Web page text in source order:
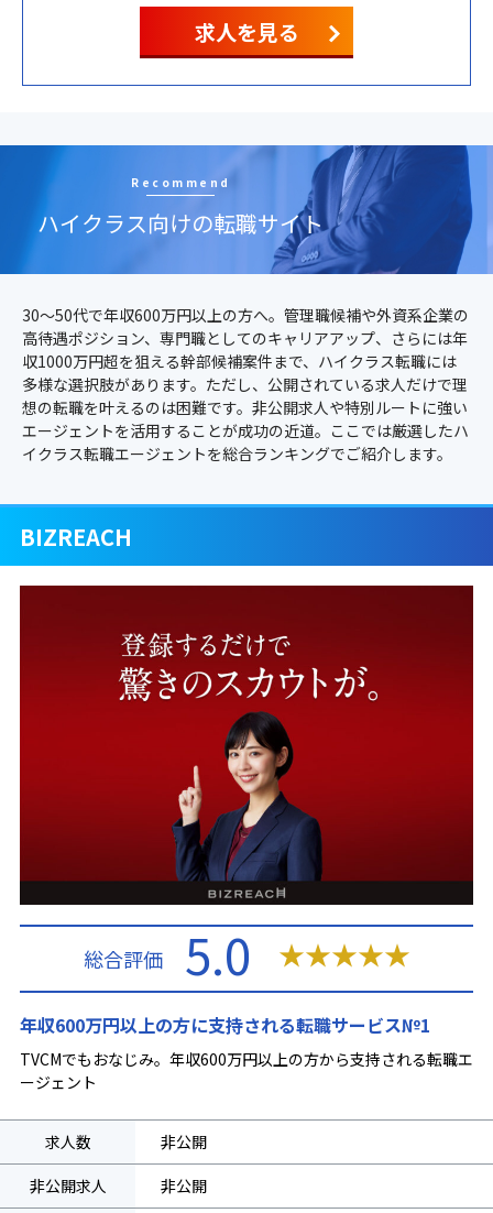
求人を見る
Recommend
ハイクラス向けの転職サイト
30〜50代で年収600万円以上の方へ。管理職候補や外資系企業の
高待遇ポジション、専門職としてのキャリアアップ、さらには年
収1000万円超を狙える幹部候補案件まで、ハイクラス転職には
多様な選択肢があります。ただし、公開されている求人だけで理
想の転職を叶えるのは困難です。非公開求人や特別ルートに強い
エージェントを活用することが成功の近道。ここでは厳選したハ
イクラス転職エージェントを総合ランキングでご紹介します。
BIZREACH
年収600万円以上の方に支持される転職サービス№1
TVCMでもおなじみ。年収600万円以上の方から支持される転職エ
ージェント
総合評価 5.0 ★★★★★
求人数
非公開
非公開求人
非公開